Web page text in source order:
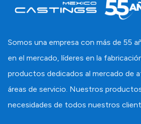
Somos una empresa con más de 55
en el mercado, líderes en la
productos dedicados al mercado de
áreas de servicio. Nuestros
necesidades de todos nuestros